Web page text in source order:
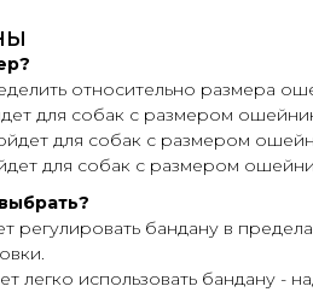
относительно размера
для собак с размером
для собак с размером
для собак с размером
регулировать бандану в
легко использовать бандану -